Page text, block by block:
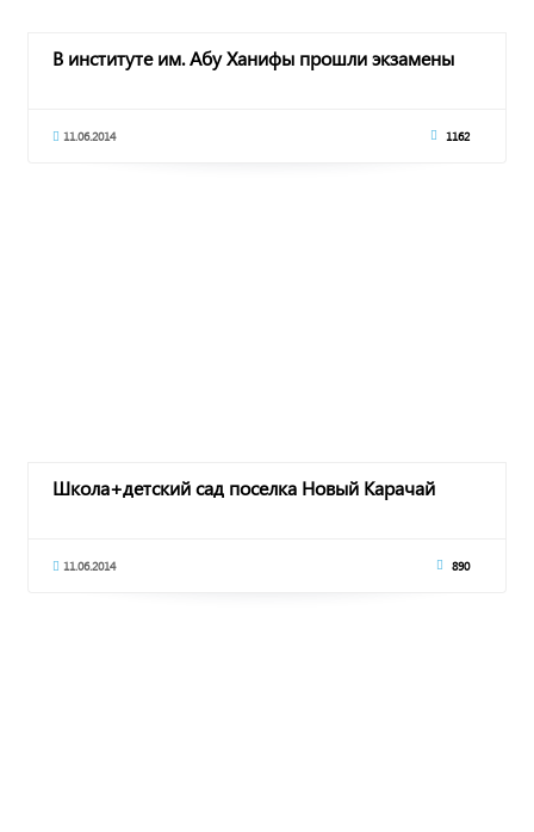
В институте им. Абу Ханифы прошли экзамены
11.06.2014 1162
Школа+детский сад поселка Новый Карачай
11.06.2014 890